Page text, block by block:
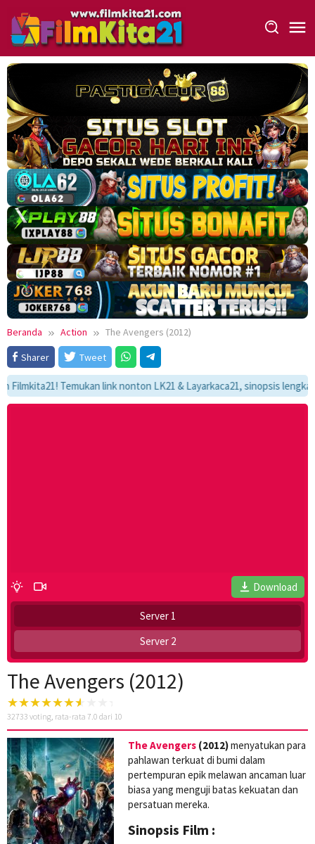
konten
Beranda Action
The Avengers (2012)
Sharer
Tweet
Temukan link nonton LK21 & Layarkaca21, sinopsis lengkap,
Download
Server 1
Server 2
The Avengers (2012)
32733 voting, rata-rata 7.0 dari 10
The Avengers (2012)menyatukan para
pahlawan terkuat di bumi dalam
pertempuran epik melawan ancaman luar
biasa yang menguji batas kekuatan dan
persatuan mereka.
Sinopsis Film :